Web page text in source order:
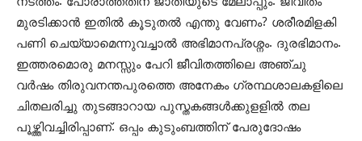
മുരടിക്കാൻ ഇതിൽ കൂടുതൽ എന്തു വേണം? ശരീരമിളകി
പണി ചെയ്യാമെന്നുവച്ചാൽ അഭിമാനപ്രശ്നം. ദുരഭിമാനം.
ഇത്തരമൊരു മനസ്സും പേറി ജീവിതത്തിലെ അഞ്ചു
വർഷം തിരുവനന്തപുരത്തെ അനേകം ഗ്രന്ഥശാലകളിലെ
ചിതലരിച്ചു തുടങ്ങാറായ പുസ്തകങ്ങൾക്കുളളിൽ തല
പൂഴ്ത്തിവച്ചിരിപ്പാണ്. ഒപ്പം കുടുംബത്തിന് പേരുദോഷം